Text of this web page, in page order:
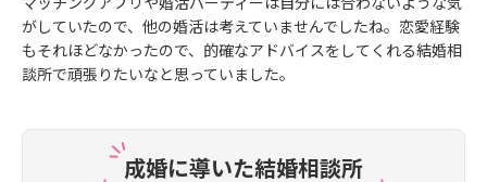
がしていたので、他の婚活は考えていませんでしたね。恋愛経験
もそれほどなかったので、的確なアドバイスをしてくれる結婚相
談所で頑張りたいなと思っていました。
成婚に導いた結婚相談所